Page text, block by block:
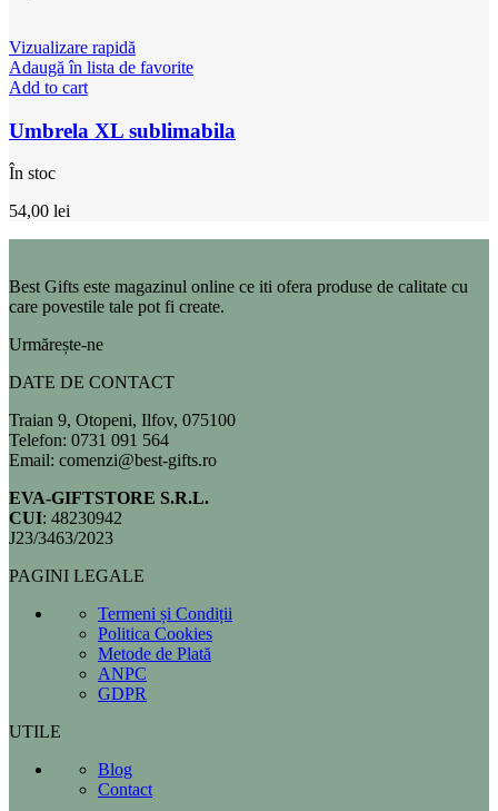
Vizualizare rapidă
Adaugă în lista de favorite
Add to cart
Umbrela XL sublimabila
În stoc
54,00 lei
Best Gifts este magazinul online ce iti ofera produse de calitate cu
care povestile tale pot fi create.
Urmărește-ne
DATE DE CONTACT
Traian 9, Otopeni, Ilfov, 075100
Telefon: 0731 091 564
Email: comenzi@best-gifts.ro
EVA-GIFTSTORE S.R.L.
CUI: 48230942
J23/3463/2023
PAGINI LEGALE
Termeni și Condiții
Politica Cookies
Metode de Plată
ANPC
GDPR
UTILE
Blog
Contact